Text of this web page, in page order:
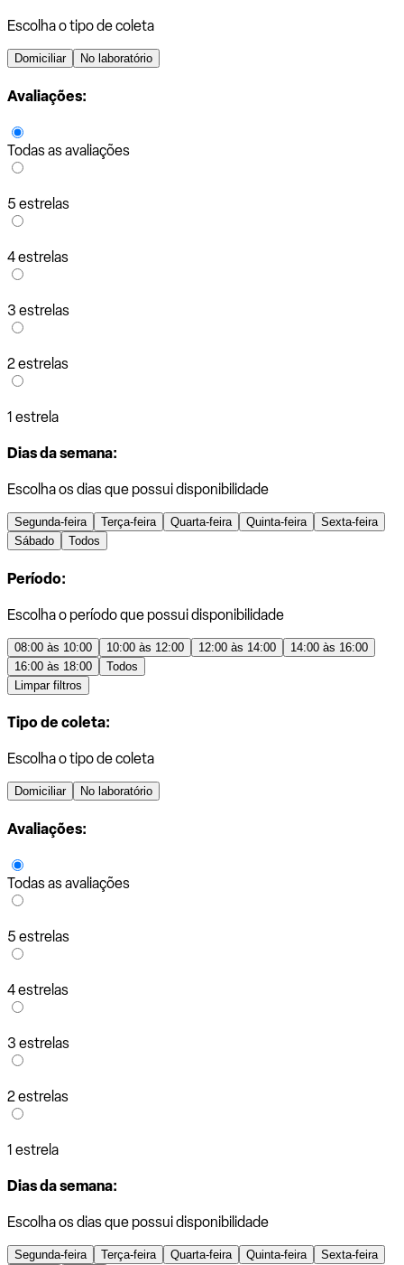
Escolha o tipo de coleta
Domiciliar No laboratório
Avaliações:
Todas as avaliações
5 estrelas
4 estrelas
3 estrelas
2 estrelas
1 estrela
Dias da semana:
Escolha os dias que possui disponibilidade
Segunda-feira Terça-feira Quarta-feira Quinta-feira
Sexta-feira
Sábado
Todos
Período:
Escolha o período que possui disponibilidade
08:00 às 10:00 10:00 às 12:00 12:00 às 14:00
14:00 às 16:00
16:00 às 18:00
Todos
Limpar filtros
Tipo de coleta:
Escolha o tipo de coleta
Domiciliar No laboratório
Avaliações:
Todas as avaliações
5 estrelas
4 estrelas
3 estrelas
2 estrelas
1 estrela
Dias da semana:
Escolha os dias que possui disponibilidade
Segunda-feira Terça-feira Quarta-feira Quinta-feira
Sexta-feira